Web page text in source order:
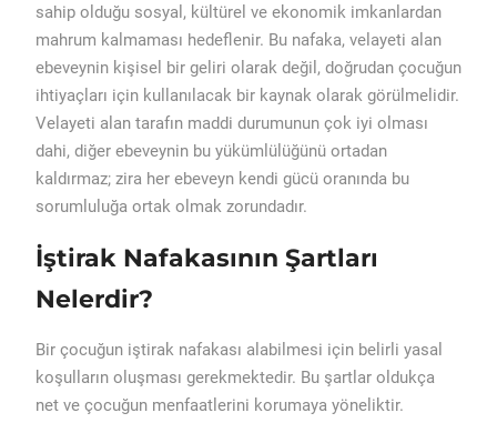
sahip olduğu sosyal, kültürel ve ekonomik imkanlardan
mahrum kalmaması hedeflenir. Bu nafaka, velayeti alan
ebeveynin kişisel bir geliri olarak değil, doğrudan çocuğun
ihtiyaçları için kullanılacak bir kaynak olarak görülmelidir.
Velayeti alan tarafın maddi durumunun çok iyi olması
dahi, diğer ebeveynin bu yükümlülüğünü ortadan
kaldırmaz; zira her ebeveyn kendi gücü oranında bu
sorumluluğa ortak olmak zorundadır.
İştirak Nafakasının Şartları
Nelerdir?
Bir çocuğun iştirak nafakası alabilmesi için belirli yasal
koşulların oluşması gerekmektedir. Bu şartlar oldukça
net ve çocuğun menfaatlerini korumaya yöneliktir.